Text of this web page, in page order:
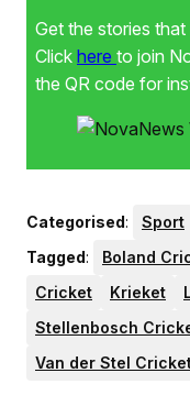
Get the stories
Click here to join
the QR code for
Categorised:
Sport
Tagged: Boland
Cricket
Krieket
Stellenbosch
Van der Stel